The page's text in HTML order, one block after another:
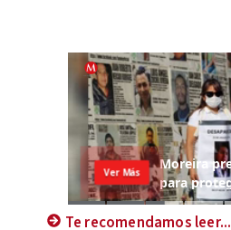
Te recomendamos leer...